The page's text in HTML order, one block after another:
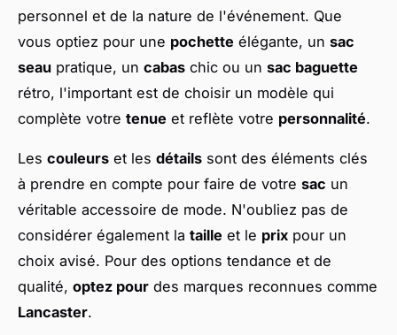
personnel et de la nature de l'événement. Que
vous optiez pour une pochette élégante, un sac
seau pratique, un cabas chic ou un sac baguette
rétro, l'important est de choisir un modèle qui
complète votre tenue et reflète votre personnalité.
Les couleurs et les détails sont des éléments clés
à prendre en compte pour faire de votre sac un
véritable accessoire de mode. N'oubliez pas de
considérer également la taille et le prix pour un
choix avisé. Pour des options tendance et de
qualité, optez pour des marques reconnues comme
Lancaster.